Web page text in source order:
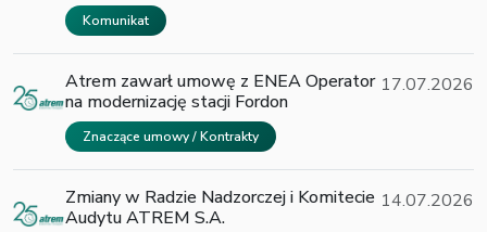
Komunikat
Atrem zawarł umowę z ENEA Operator
na modernizację stacji Fordon
Znaczące umowy / Kontrakty
17.07.2026
Zmiany w Radzie Nadzorczej i Komitecie
Audytu ATREM S.A.
14.07.2026